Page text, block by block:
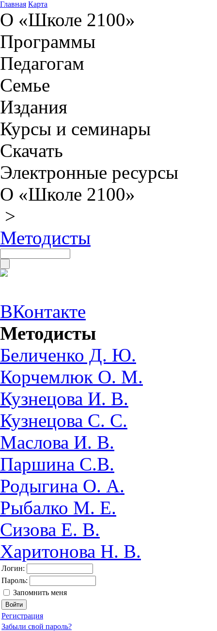
Главная Карта
О «Школе 2100»
Программы
Педагогам
Семье
Издания
Курсы и семинары
Скачать
Электронные ресурсы
О «Школе 2100»
>
Методисты
ВКонтакте
Методисты
Беличенко Д. Ю.
Корчемлюк О. М.
Кузнецова И. В.
Кузнецова С. С.
Маслова И. В.
Паршина С.В.
Родыгина О. А.
Рыбалко М. Е.
Сизова Е. В.
Харитонова Н. В.
Логин:
Пароль:
Запомнить меня
Регистрация
Забыли свой пароль?